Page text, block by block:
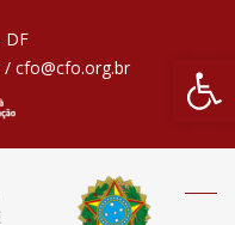
Barra
DF
cfo@cfo.org.br